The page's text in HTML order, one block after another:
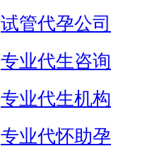
试管代孕公司
专业代生咨询
专业代生机构
专业代怀助孕